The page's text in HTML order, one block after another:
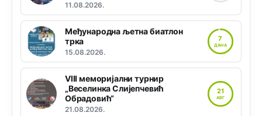
11.08.2026.
Међународна љетна биатлон
трка
15.08.2026.
7
ДАНА
VIII меморијални турнир
„Веселинка Слијепчевић
Обрадовић“
21.08.2026.
21
АВГ